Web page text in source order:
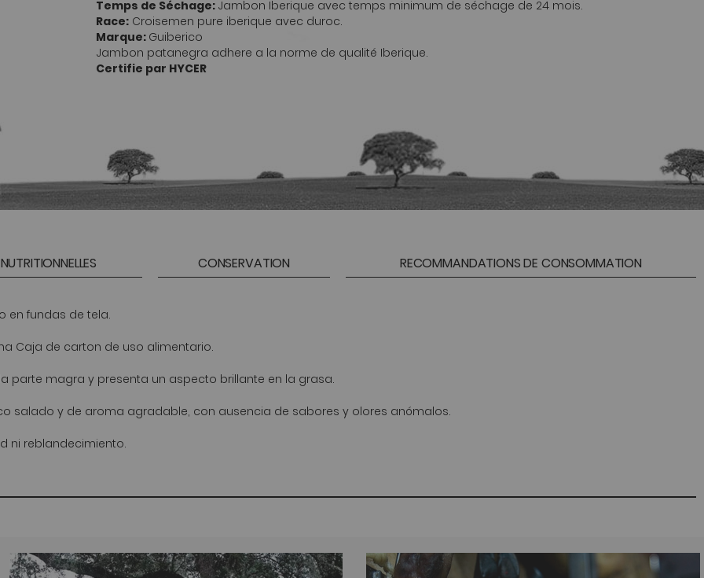
Temps de Séchage: Jambon Iberique avec temps minimum de séchage de 24 mois.
Race: Croisemen pure iberique avec duroc.
Marque: Guiberico
Jambon patanegra adhere a la norme de qualité Iberique.
Certifie par HYCER
NUTRITIONNELLES CONSERVATION RECOMMANDATIONS DE CONSOMMATION
en fundas de tela.
Caja de carton de uso alimentario.
parte magra y presenta un aspecto brillante en la grasa.
salado y de aroma agradable, con ausencia de sabores y olores anómalos.
ni reblandecimiento.